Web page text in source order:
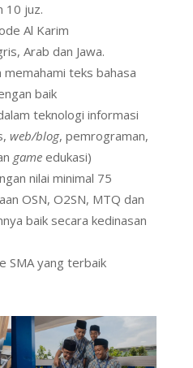
10 juz.
Al Karim
Arab dan Jawa.
teks bahasa
baik
teknologi informasi
web/blog, pemrograman,
gameedukasi)
nilai minimal 75
OSN, O2SN, MTQ dan
baik secara kedinasan
SMA yang terbaik